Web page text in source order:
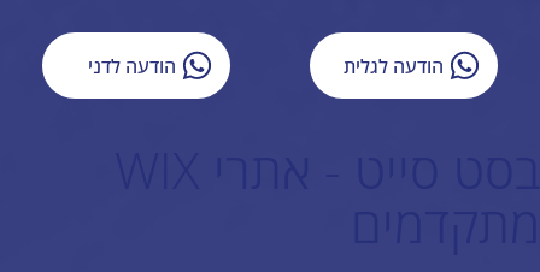
הודעה לגלית הודעה לדני